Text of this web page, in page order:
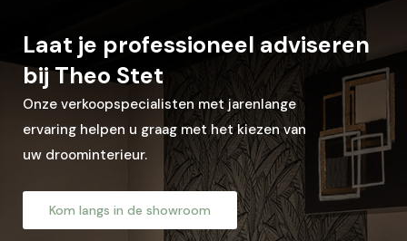
Laat je professioneel adviseren
bij Theo Stet
Onze verkoopspecialisten met jarenlange
ervaring helpen u graag met het kiezen van
uw droominterieur.
Kom langs in de showroom